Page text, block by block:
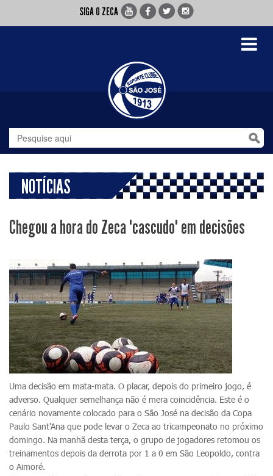
SIGA O ZECA
Toggle
NOTÍCIAS
Chegou a hora do Zeca "cascudo" em decisões
Uma decisão em mata-mata. O placar, depois do primeiro jogo, é
adverso. Qualquer semelhança não é mera coincidência. Este é o
cenário novamente colocado para o São José na decisão da Copa
Paulo Sant'Ana que pode levar o Zeca ao tricampeonato no próximo
domingo. Na manhã desta terça, o grupo de jogadores retomou os
treinamentos depois da derrota por 1 a 0 em São Leopoldo, contra
o Aimoré.